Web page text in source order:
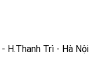
H.Thanh Trì - Hà Nội